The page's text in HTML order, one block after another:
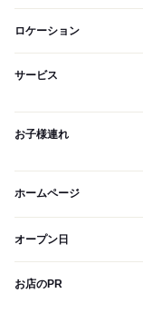
ロケーション
サービス
お子様連れ
ホームページ
オープン日
お店のPR